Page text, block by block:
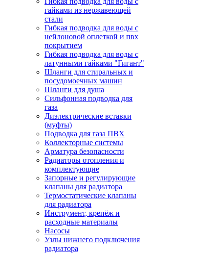
гайками из нержавеющей
стали
Гибкая подводка для воды с
нейлоновой оплеткой и пвх
покрытием
Гибкая подводка для воды с
латунными гайками "Гигант"
Шланги для стиральных и
посудомоечных машин
Шланги для душа
Сильфонная подводка для
газа
Диэлектрические вставки
(муфты)
Подводка для газа ПВХ
Коллекторные системы
Арматура безопасности
Радиаторы отопления и
комплектующие
Запорные и регулирующие
клапаны для радиатора
Термостатические клапаны
для радиатора
Инструмент, крепёж и
расходные материалы
Насосы
Узлы нижнего подключения
радиатора